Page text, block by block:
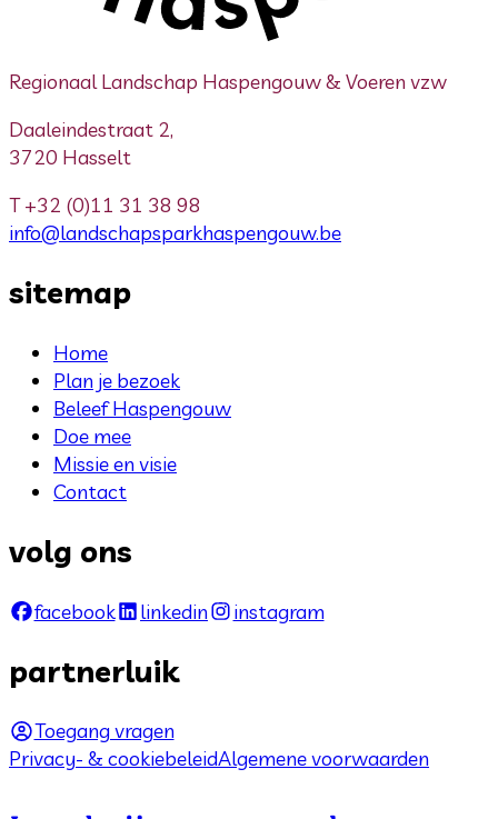
Regionaal Landschap Haspengouw & Voeren vzw
Daaleindestraat 2,
3720 Hasselt
T+32 (0)11 31 38 98
info@landschapsparkhaspengouw.be
sitemap
Home
Plan je bezoek
Beleef Haspengouw
Doe mee
Missie en visie
Contact
volg ons
facebook linkedin instagram
partnerluik
Toegang vragen
Privacy- & cookiebeleidAlgemene voorwaarden